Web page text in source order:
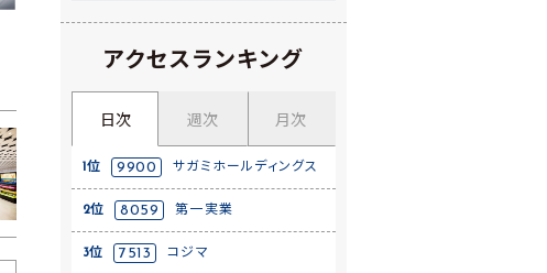
アクセスランキング
日次 週次 月次
1位 9900 サガミホールディングス
2位 8059 第一実業
3位 7513 コジマ